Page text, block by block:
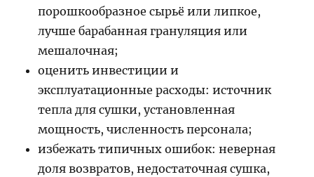
порошкообразное сырьё или липкое,
лучше барабанная грануляция или
мешалочная;
оценить инвестиции и
эксплуатационные расходы: источник
тепла для сушки, установленная
мощность, численность персонала;
избежать типичных ошибок: неверная
доля возвратов, недостаточная сушка,